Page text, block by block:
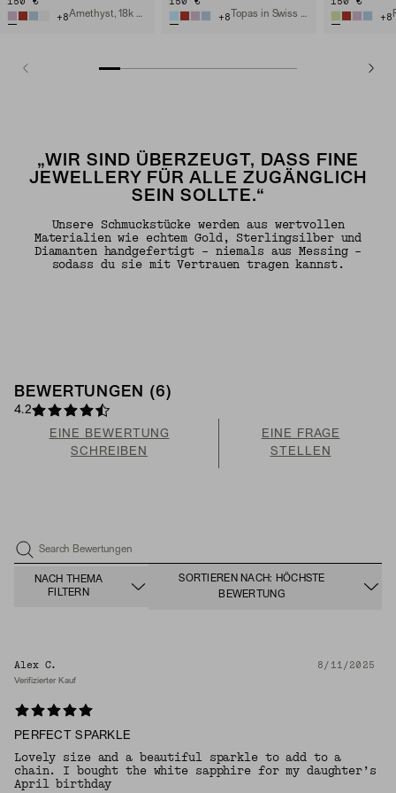
+8 Amethyst, 18k Vermeil
+8 Topas in Swiss Blue, 18k Vermeil
+8
„WIR SIND ÜBERZEUGT, DASS FINE
JEWELLERY FÜR ALLE ZUGÄNGLICH
SEIN SOLLTE.“
Unsere Schmuckstücke werden aus wertvollen
Materialien wie echtem Gold, Sterlingsilber und
Diamanten handgefertigt – niemals aus Messing –
sodass du sie mit Vertrauen tragen kannst.
BEWERTUNGEN (6)
4.2
EINE BEWERTUNG
SCHREIBEN
EINE FRAGE
STELLEN
Search Bewertungen
NACH THEMA
FILTERN
SORTIEREN NACH: HÖCHSTE
BEWERTUNG
Alex C. 8/11/2025
Verifizierter Kauf
PERFECT SPARKLE
Lovely size and a beautiful sparkle to add to a
chain. I bought the white sapphire for my daughter’s
April birthday